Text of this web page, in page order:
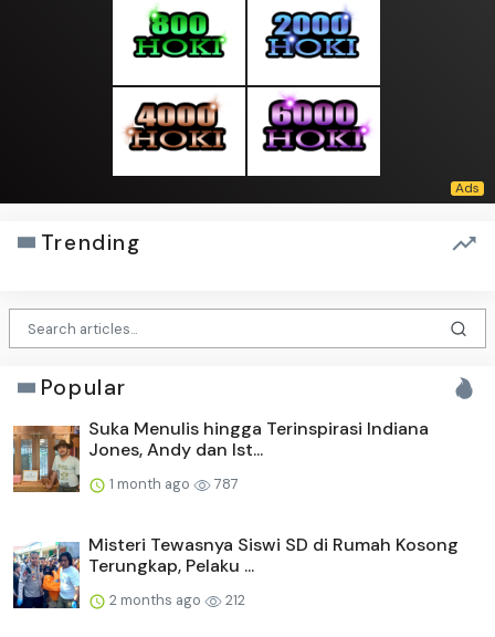
Trending
Popular
Suka Menulis hingga Terinspirasi Indiana
Jones, Andy dan Ist...
1 month ago 787
Misteri Tewasnya Siswi SD di Rumah Kosong
Terungkap, Pelaku ...
2 months ago 212